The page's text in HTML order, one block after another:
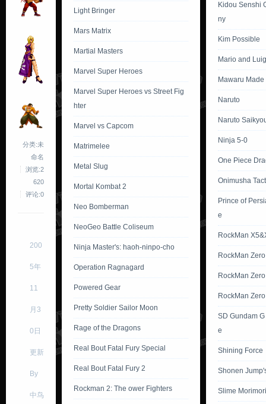
分类:未
命名
浏览:2
620
评论:0
200
5年
11
月3
0日
更新
By
中鸟
Light Bringer
Mars Matrix
Martial Masters
Marvel Super Heroes
Marvel Super Heroes vs Street Fig
hter
Marvel vs Capcom
Matrimelee
Metal Slug
Mortal Kombat 2
Neo Bomberman
NeoGeo Battle Coliseum
Ninja Master's: haoh-ninpo-cho
Operation Ragnagard
Powered Gear
Pretty Soldier Sailor Moon
Rage of the Dragons
Real Bout Fatal Fury Special
Real Bout Fatal Fury 2
Rockman 2: The ower Fighters
Kidou Senshi
ny
Kim Possible
Mario and
Mawaru
Naruto
Naruto
Ninja 5-0
One Piece
Onimusha
Prince of
e
RockMan
RockMan Zero
RockMan
RockMan
SD Gundam
e
Shining Force
Shonen
Slime